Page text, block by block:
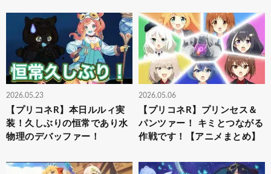
2026.05.23
【プリコネR】本日ルルィ実
装！久しぶりの恒常であり水
物理のデバッファー！
2026.05.06
【プリコネR】プリンセス＆
パンツァー！ キミとつながる
作戦です！【アニメまとめ】